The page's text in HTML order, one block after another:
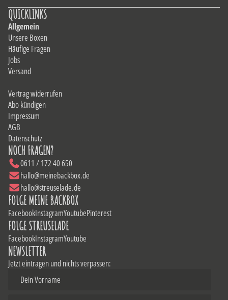
QUICKLINKS
Allgemein
Unsere Boxen
Häufige Fragen
Jobs
Versand
Vertrag widerrufen
Abo kündigen
Impressum
AGB
Datenschutz
NOCH FRAGEN?
0611 / 172 40 650
hallo@meinebackbox.de
hallo@streuselade.de
FOLGE MEINE BACKBOX
FacebookInstagramYoutubePinterest
FOLGE STREUSELADE
FacebookInstagramYoutube
NEWSLETTER
Jetzt eintragen und nichts verpassen: